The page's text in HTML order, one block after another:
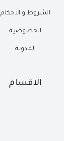
الشروط و الاحكام
الخصوصية
المدونة
الاقسام